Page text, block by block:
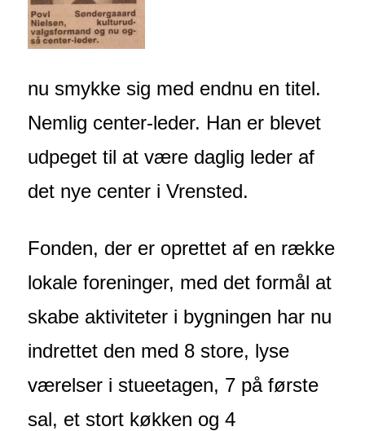
nu smykke sig med endnu en titel.
Nemlig center-leder. Han er blevet
udpeget til at være daglig leder af
det nye center i Vrensted.
Fonden, der er oprettet af en række
lokale foreninger, med det formål at
skabe aktiviteter i bygningen har nu
indrettet den med 8 store, lyse
værelser i stueetagen, 7 på første
sal, et stort køkken og 4